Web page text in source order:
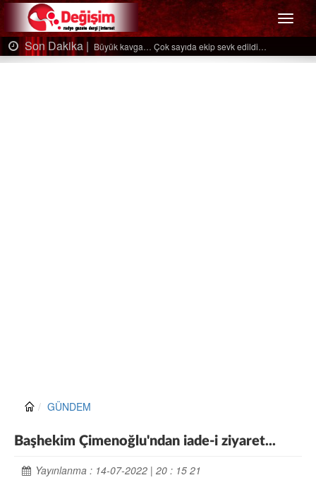
Menü
edildi… Son Dakika |Ağaçtan düştü…
GÜNDEM
Başhekim Çimenoğlu'ndan iade-i ziyaret...
Yayınlanma : 14-07-2022 | 20 : 15 21